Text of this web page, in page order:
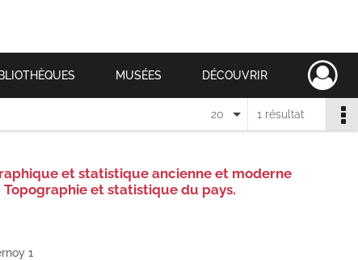
MUSÉES DÉCOUVRIR
1 résultat
20
et statistique ancienne et moderne
et statistique du pays.
1